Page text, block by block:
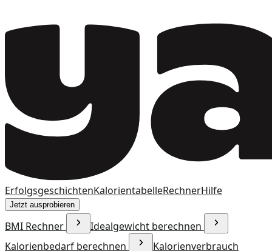
ErfolgsgeschichtenKalorientabelleRechnerHilfe
Jetzt ausprobieren
BMI Rechner
Idealgewicht berechnen
Kalorienbedarf berechnen
Kalorienverbrauch